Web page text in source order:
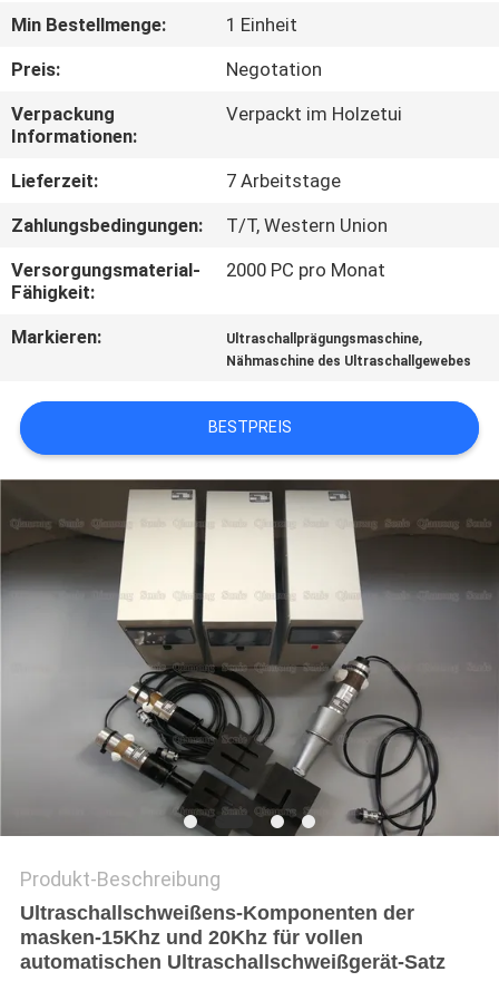
KONTAKTIEREN
SIE
UNS
NEUIGKEITEN
RECHTSSACHEN
ANGEBOT
ANFORDERN
SITEMAP
DATENSCHUTZRICHTLINIE
Min Bestellmenge:
1 Einheit
Preis:
Negotation
Verpackung
Informationen:
Verpackt im Holzetui
Lieferzeit:
7 Arbeitstage
Zahlungsbedingungen:
T/T, Western Union
Versorgungsmaterial-
Fähigkeit:
2000 PC pro Monat
Markieren: Ultraschallprägungsmaschine,
Nähmaschine des Ultraschallgewebes
BESTPREIS
Produkt-Beschreibung
Ultraschallschweißens-Komponenten der
masken-15Khz und 20Khz für vollen
automatischen Ultraschallschweißgerät-Satz